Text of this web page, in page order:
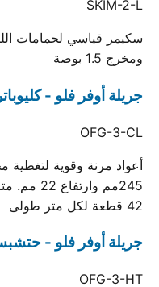
SKIM-2-L
ومخرج 1.5 بوصة
جريلة أوفر فلو - كليوباترا
OFG-3-CL
أعواد مرنة وقوية لتغطية
245مم
42 قطعة لكل متر طولى
جريلة أوفر فلو -
OFG-3-HT